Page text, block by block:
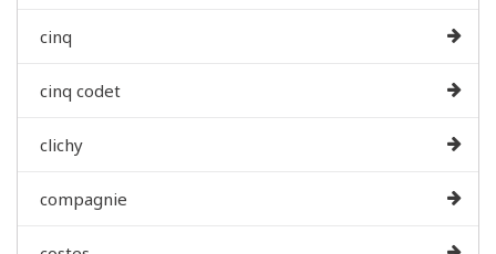
cinq
cinq codet
clichy
compagnie